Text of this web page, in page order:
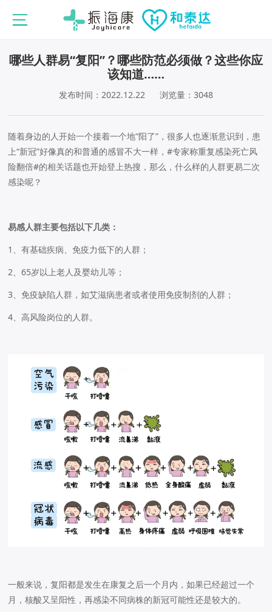
哪些人群易“复阳”？哪些防范必须做？这些你应
该知道……
发布时间：2022.12.22 浏览量：3048
随着身边的人开始一个接着一个地“阳了”，很多人也逐渐意识到，患
上“新冠”好像真的和普通的感冒不大一样，#专家称重复感染死亡风
险翻倍#的相关话题也开始登上热搜，那么，什么样的人群更易二次
感染呢？
易感人群主要包括以下几类：
1、有基础疾病、免疫力低下的人群；
2、65岁以上老人及婴幼儿等；
3、免疫缺陷人群，如艾滋病患者或者使用免疫制剂的人群；
4、高风险岗位的人群。
一般来说，复阳都是发生在康复之后一个月内，如果已经超过一个
月，核酸又呈阳性，再感染不同病株的新冠可能性还是较大的。